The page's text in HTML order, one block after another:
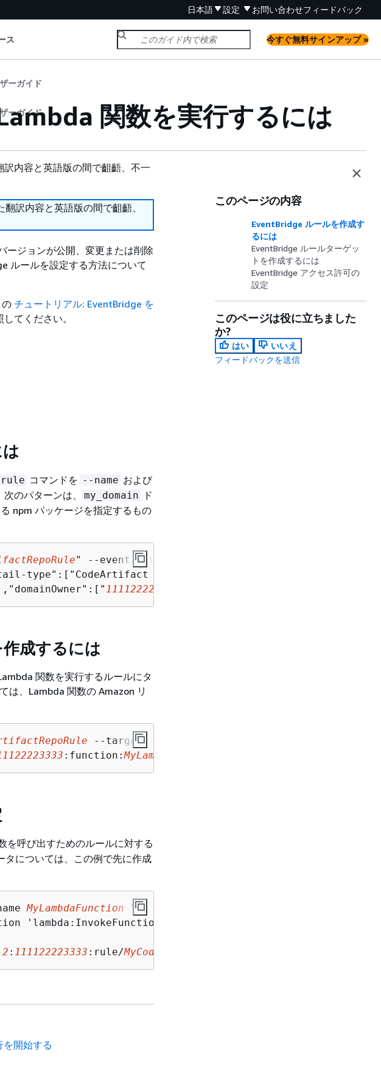
日本語 設定 お問い合わせフィードバック
ス 今すぐ無料サインアップ »
ーガイド
ーガイド 関数を実行するには
内容と英語版の間で齟齬、不一
訳内容と英語版の間で齟齬、
ジョンが公開、変更または削除
ルールを設定する方法について
の チュートリアル: EventBridge を
してください。
コマンドを --name および
のパターンは、 my_domain
ド
npm パッケージを指定するもの
" --event-pattern \
type":["CodeArtifact Package Version State Change"],
111122223333
成するには
関数を実行するルールにタ
は、Lambda 関数の Amazon リ
--targets \
:function:MyLambdaFunction
を呼び出すためのルールに対する
タについては、この例で先に作成
MyLambdaFunction \\
'lambda:InvokeFunction' \\
: 111122223333 :rule/MyCodeArtifactRepoRule
このページの内容
EventBridge ルールを作成す
るには
EventBridge ルールターゲッ
トを作成するには
EventBridge アクセス許可の
設定
このページは役に立ちました
か?
はい
いいえ
フィードバックを送信
開始する